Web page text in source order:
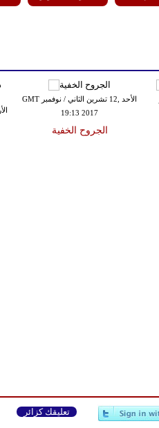
الأحد ,12 تشرين الثاني / نوفمبر GMT
19:13 2017
الجروح الخفية
تعليقك كزائر